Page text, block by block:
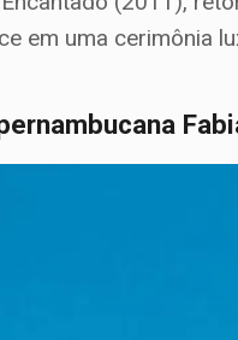
em uma cerimônia